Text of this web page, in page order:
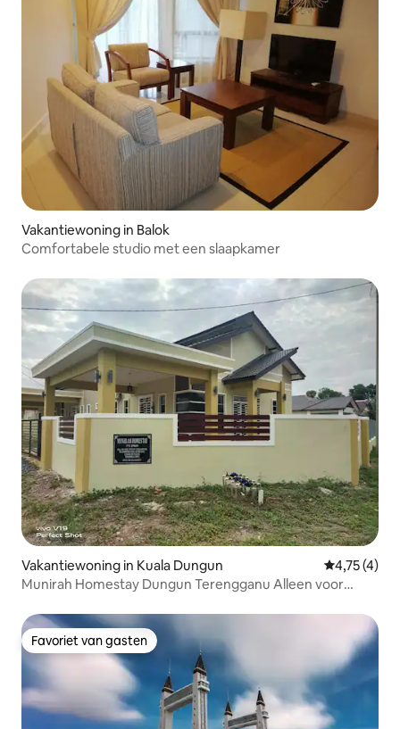
Vakantiewoning in Balok
Comfortabele studio met een slaapkamer
Vakantiewoning in Kuala Dungun
4,75 (4)
Munirah Homestay Dungun Terengganu Alleen voor
Favoriet van gasten
Favoriet van gasten